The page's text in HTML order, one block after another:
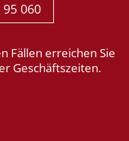
95 060
Fällen erreichen Sie
Geschäftszeiten.